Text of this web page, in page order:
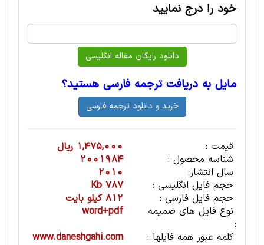
خود را درج نمایید
مایل به دریافت ترجمه فارسی هستید؟
قیمت :
1,475,000 ریال
شناسه محصول :
2001984
سال انتشار:
2010
حجم فایل انگلیسی :
787 Kb
حجم فایل فارسی :
812 کیلو بایت
نوع فایل های ضمیمه
:
word+pdf
کلمه عبور همه فایلها :
www.daneshgahi.com